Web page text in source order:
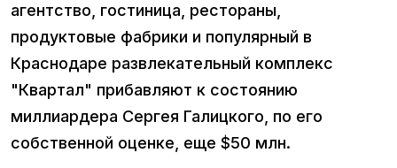
агентство, гостиница, рестораны,
продуктовые фабрики и популярный в
Краснодаре развлекательный комплекс
"Квартал" прибавляют к состоянию
миллиардера Сергея Галицкого, по его
собственной оценке, еще $50 млн.